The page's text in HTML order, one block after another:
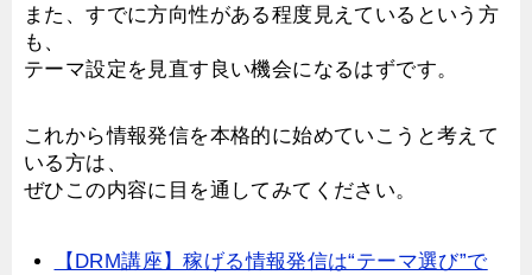
また、すでに方向性がある程度見えているという方
も、
テーマ設定を見直す良い機会になるはずです。
これから情報発信を本格的に始めていこうと考えて
いる方は、
ぜひこの内容に目を通してみてください。
【DRM講座】稼げる情報発信は“テーマ選び”で